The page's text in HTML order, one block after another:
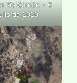
Río Carrión – 6
de 2020